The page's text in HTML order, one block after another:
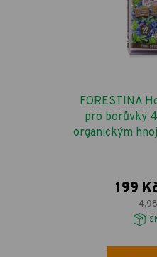
FORESTINA
pro borůvky
organickým
199